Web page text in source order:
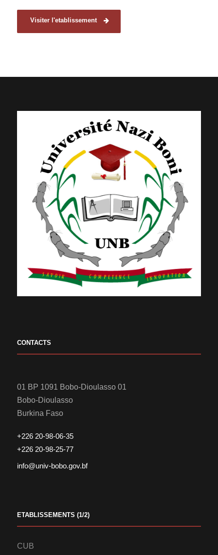
Visiter l'etablissement
CONTACTS
01 BP 1091 Bobo-Dioulasso 01
Bobo-Dioulasso
Burkina Faso
+226 20-98-06-35
+226 20-98-25-77
info@univ-bobo.gov.bf
ETABLISSEMENTS (1/2)
CUB